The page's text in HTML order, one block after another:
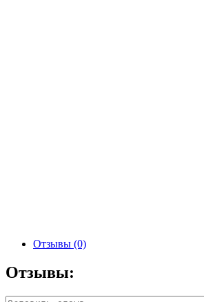
Отзывы (0)
Отзывы: